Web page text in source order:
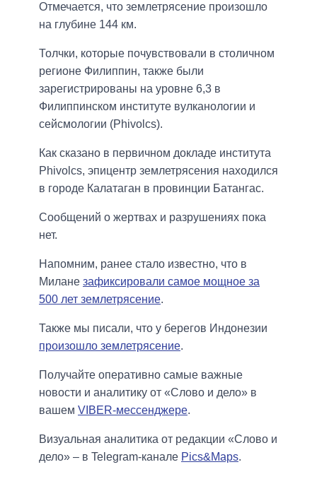
Отмечается, что землетрясение произошло
на глубине 144 км.
Толчки, которые почувствовали в столичном
регионе Филиппин, также были
зарегистрированы на уровне 6,3 в
Филиппинском институте вулканологии и
сейсмологии (Phivolcs).
Как сказано в первичном докладе института
Phivolcs, эпицентр землетрясения находился
в городе Калатаган в провинции Батангас.
Сообщений о жертвах и разрушениях пока
нет.
Напомним, ранее стало известно, что в
Милане зафиксировали самое мощное за
500 лет землетрясение.
Также мы писали, что у берегов Индонезии
произошло землетрясение.
Получайте оперативно самые важные
новости и аналитику от «Слово и дело» в
вашем VIBER-мессенджере.
Визуальная аналитика от редакции «Слово и
дело» – в Telegram-канале Pics&Maps.